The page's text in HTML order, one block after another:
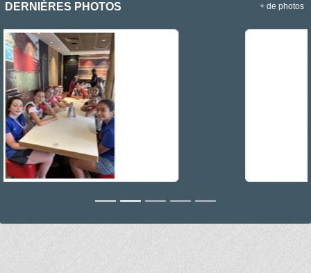
DERNIÈRES PHOTOS
Précedent
+ de photos